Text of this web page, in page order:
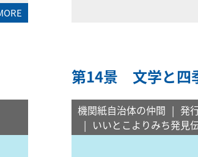
第14景 文学と四
機関紙自治体の仲間
発
いいとこよりみち発見